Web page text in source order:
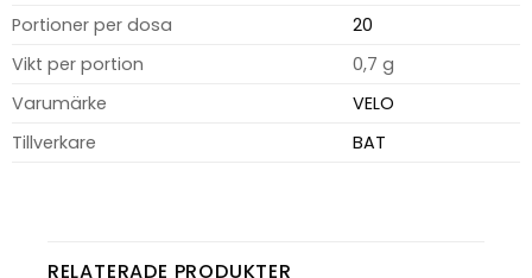
Portioner per dosa
20
Vikt per portion
0,7 g
Varumärke
VELO
Tillverkare
BAT
RELATERADE PRODUKTER